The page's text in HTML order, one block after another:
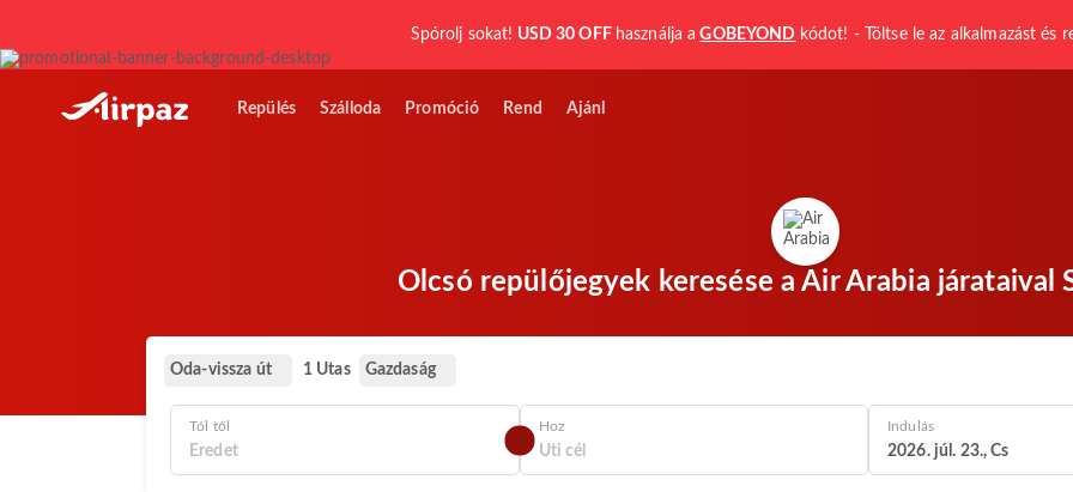
Spórolj sokat! USD 30 OFF használja a GOBEYOND kódot! - Töltse le az alkalmazást és
Repülés Szálloda Promóció Rend Ajánl
Olcsó repülőjegyek keresése a Air Arabia járataival
Oda-vissza út 1 Utas Gazdaság
Tól től Hoz Indulás
2026. júl. 23., Cs